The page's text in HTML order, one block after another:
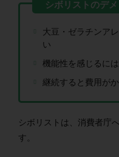
大豆・ゼラチンア
い
機能性を感じるに
継続すると費用が
シボリストは、消費者庁
す。